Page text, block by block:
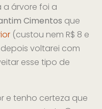
árvore foi a
Cimentos que
(custou nem R$ 8 e
voltarei com
esse tipo de
e tenho certeza que